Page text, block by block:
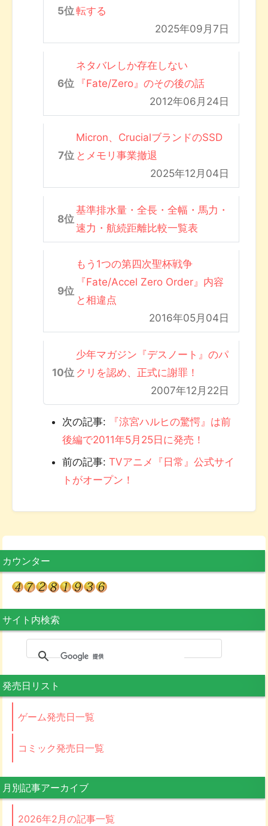
転する
2025年09月7日
ネタバレしか存在しない
『Fate/Zero』のその後の話
2012年06月24日
Micron、CrucialブランドのSSD
とメモリ事業撤退
2025年12月04日
基準排水量・全長・全幅・馬力・
速力・航続距離比較一覧表
もう1つの第四次聖杯戦争
『Fate/Accel Zero Order』内容
と相違点
2016年05月04日
少年マガジン『デスノート』のパ
クリを認め、正式に謝罪！
2007年12月22日
次の記事:
『涼宮ハルヒの驚愕』は前
後編で2011年5月25日に発売！
前の記事: TVアニメ『日常』公式サイ
トがオープン！
カウンター
サイト内検索
発売日リスト
ゲーム発売日一覧
コミック発売日一覧
月別記事アーカイブ
2026年2月の記事一覧